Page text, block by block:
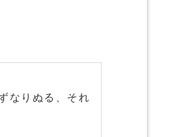
なりぬる、それ